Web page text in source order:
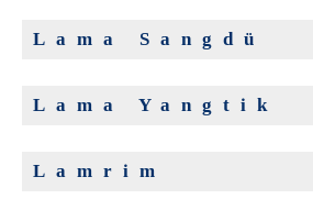
Lama Sangdü
Lama Yangtik
Lamrim